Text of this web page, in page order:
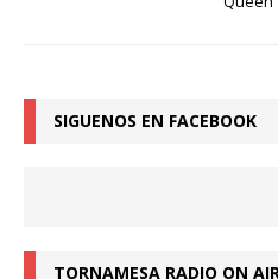
SIGUENOS EN FACEBOOK
TORNAMESA RADIO ON